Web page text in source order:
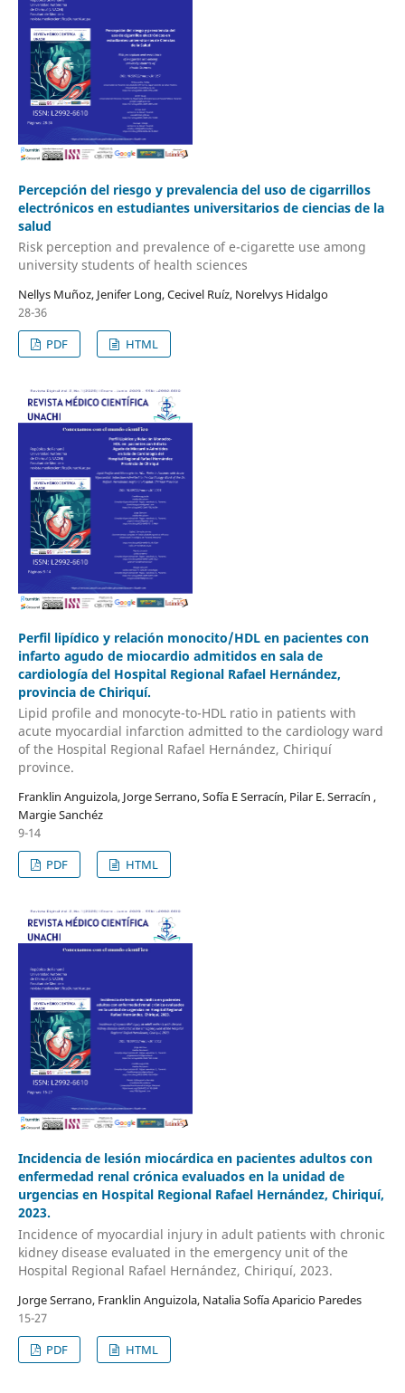
Percepción del riesgo y prevalencia del uso de cigarrillos
electrónicos en estudiantes universitarios de ciencias de la
salud
Risk perception and prevalence of e-cigarette use among
university students of health sciences
Nellys Muñoz, Jenifer Long, Cecivel Ruíz, Norelvys Hidalgo
28-36
PDF
HTML
Perfil lipídico y relación monocito/HDL en pacientes con
infarto agudo de miocardio admitidos en sala de
cardiología del Hospital Regional Rafael Hernández,
provincia de Chiriquí.
Lipid profile and monocyte-to-HDL ratio in patients with
acute myocardial infarction admitted to the cardiology ward
of the Hospital Regional Rafael Hernández, Chiriquí
province.
Franklin Anguizola, Jorge Serrano, Sofía E Serracín, Pilar E. Serracín ,
Margie Sanchéz
9-14
PDF
HTML
Incidencia de lesión miocárdica en pacientes adultos con
enfermedad renal crónica evaluados en la unidad de
urgencias en Hospital Regional Rafael Hernández, Chiriquí,
2023.
Incidence of myocardial injury in adult patients with chronic
kidney disease evaluated in the emergency unit of the
Hospital Regional Rafael Hernández, Chiriquí, 2023.
Jorge Serrano, Franklin Anguizola, Natalia Sofía Aparicio Paredes
15-27
PDF
HTML